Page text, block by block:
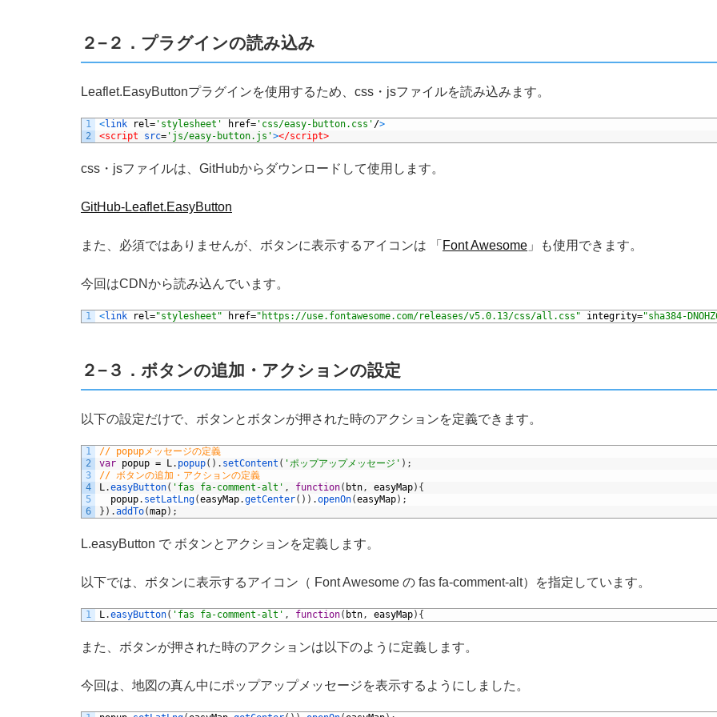
２−２．プラグインの読み込み
Leaflet.EasyButtonプラグインを使用するため、css・jsファイルを読み込みます。
1
2
<link rel= 'stylesheet' href= 'css/easy-button.css' />
<script src= 'js/easy-button.js'></script>
css・jsファイルは、GitHubからダウンロードして使用します。
GitHub-Leaflet.EasyButton
また、必須ではありませんが、ボタンに表示するアイコンは 「 Font Awesome 」も使用できます。
今回はCDNから読み込んでいます。
1 <link rel="stylesheet" href="https://use.fontawesome.com/releases/v5.0.13/css/all.css" integrity="sha384-
２−３．ボタンの追加・アクションの設定
以下の設定だけで、ボタンとボタンが押された時のアクションを定義できます。
1
2
3
4
5
6
// popupメッセージの定義
var popup = L . popup( ) . setContent ( 'ポップアップメッセージ' ) ;
// ボタンの追加・アクションの定義
L .easyButton( 'fas fa-comment-alt' , function( btn , easyMap) {
popup. setLatLng(easyMap.getCenter( ) ) .openOn(easyMap) ;
} ) .addTo(map) ;
L.easyButton で ボタンとアクションを定義します。
以下では、ボタンに表示するアイコン（ Font Awesome の fas fa-comment-alt）を指定しています。
1 L .easyButton( 'fas fa-comment-alt' , function( btn , easyMap) {
また、ボタンが押された時のアクションは以下のように定義します。
今回は、地図の真ん中にポップアップメッセージを表示するようにしました。